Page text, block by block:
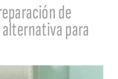
de
para